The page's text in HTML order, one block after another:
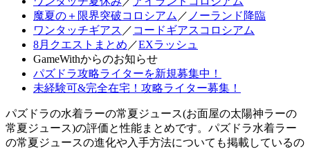
魔夏の＋限界突破コロシアム ／ ノーランド降臨
ワンタッチギアス ／ コードギアスコロシアム
8月クエストまとめ ／EXラッシュ
GameWithからのお知らせ
パズドラ攻略ライターを新規募集中！
未経験可&完全在宅！攻略ライター募集！
パズドラの水着ラーの常夏ジュース(お面屋の太陽神ラーの
常夏ジュース)の評価と性能まとめです。パズドラ水着ラー
の常夏ジュースの進化や入手方法についても掲載しているの